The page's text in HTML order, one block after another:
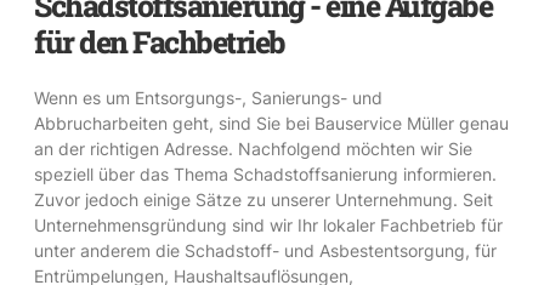
für den Fachbetrieb
Wenn es um Entsorgungs-, Sanierungs- und
Abbrucharbeiten geht, sind Sie bei Bauservice Müller genau
an der richtigen Adresse. Nachfolgend möchten wir Sie
speziell über das Thema Schadstoffsanierung informieren.
Zuvor jedoch einige Sätze zu unserer Unternehmung. Seit
Unternehmensgründung sind wir Ihr lokaler Fachbetrieb für
unter anderem die Schadstoff- und Asbestentsorgung, für
Entrümpelungen, Haushaltsauflösungen,